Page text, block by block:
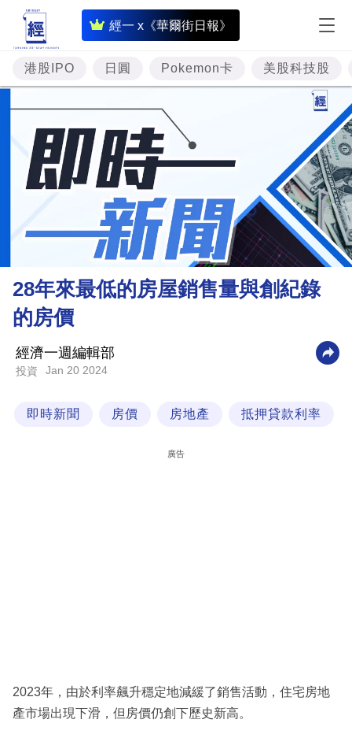
經一 x《華爾街日報》
即
時
財
經
專
題
投
資
樓
市
財
業
科
區
港股IPO 日圓 Pokemon卡 美股科技股
28年來最低的房屋銷售量與創紀錄
的房價
經濟一週編輯部
投資 Jan 20 2024
即時新聞 房價 房地產 抵押貸款利率
廣告
2023年，由於利率飆升穩定地減緩了銷售活動，住宅房地
產市場出現下滑，但房價仍創下歷史新高。